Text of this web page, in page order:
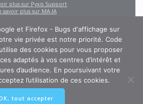
PUBLIQUE
Support, cabinet de conseil en achats et
plus sur Pyxis Support
savoir plus sur MA-IA
et Firefox - Bugs d'affichage sur
vie privée est notre priorité. Code
des cookies pour vous proposer
adaptés à vos centres d’intérêt et
d’audience. En poursuivant votre
l’utilisation de ces cookies.
tout accepter